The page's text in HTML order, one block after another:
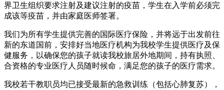
界卫生组织要求注射及建议注射的疫苗，学生在入学前必须完
成该等疫苗，并由家庭医师签署。
我们为所有学生提供完善的国际医疗保险，并将远于出发前往
新的东道国前，安排好当地医疗机构为我校学生提供医疗及保
健服务，以确保您的孩子就读我校旅居外地期间，持有执照、
合资格的专业医疗人员随时候命，满足您的孩子的医疗需求。
我校若干教职员均已接受最新的急救训练（包括心肺复苏），